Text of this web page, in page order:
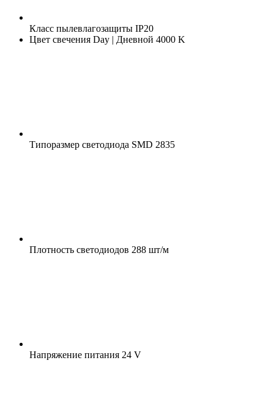
Класс пылевлагозащиты IP20
Цвет свечения Day | Дневной 4000 K
Типоразмер светодиода SMD 2835
Плотность светодиодов 288 шт/м
Напряжение питания 24 V